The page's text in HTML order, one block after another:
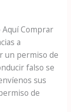
Comprar
a
un permiso de
falso se
sus
de